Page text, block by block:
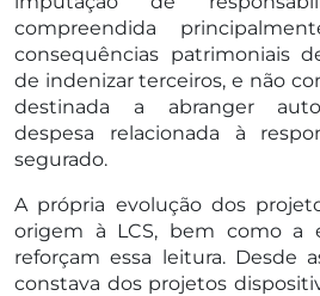
compreendida
consequências patrimoniais
de indenizar terceiros, e não
destinada a abranger
despesa relacionada à
segurado.
A própria evolução dos
origem à LCS, bem como a
reforçam essa leitura. Desde
constava dos projetos